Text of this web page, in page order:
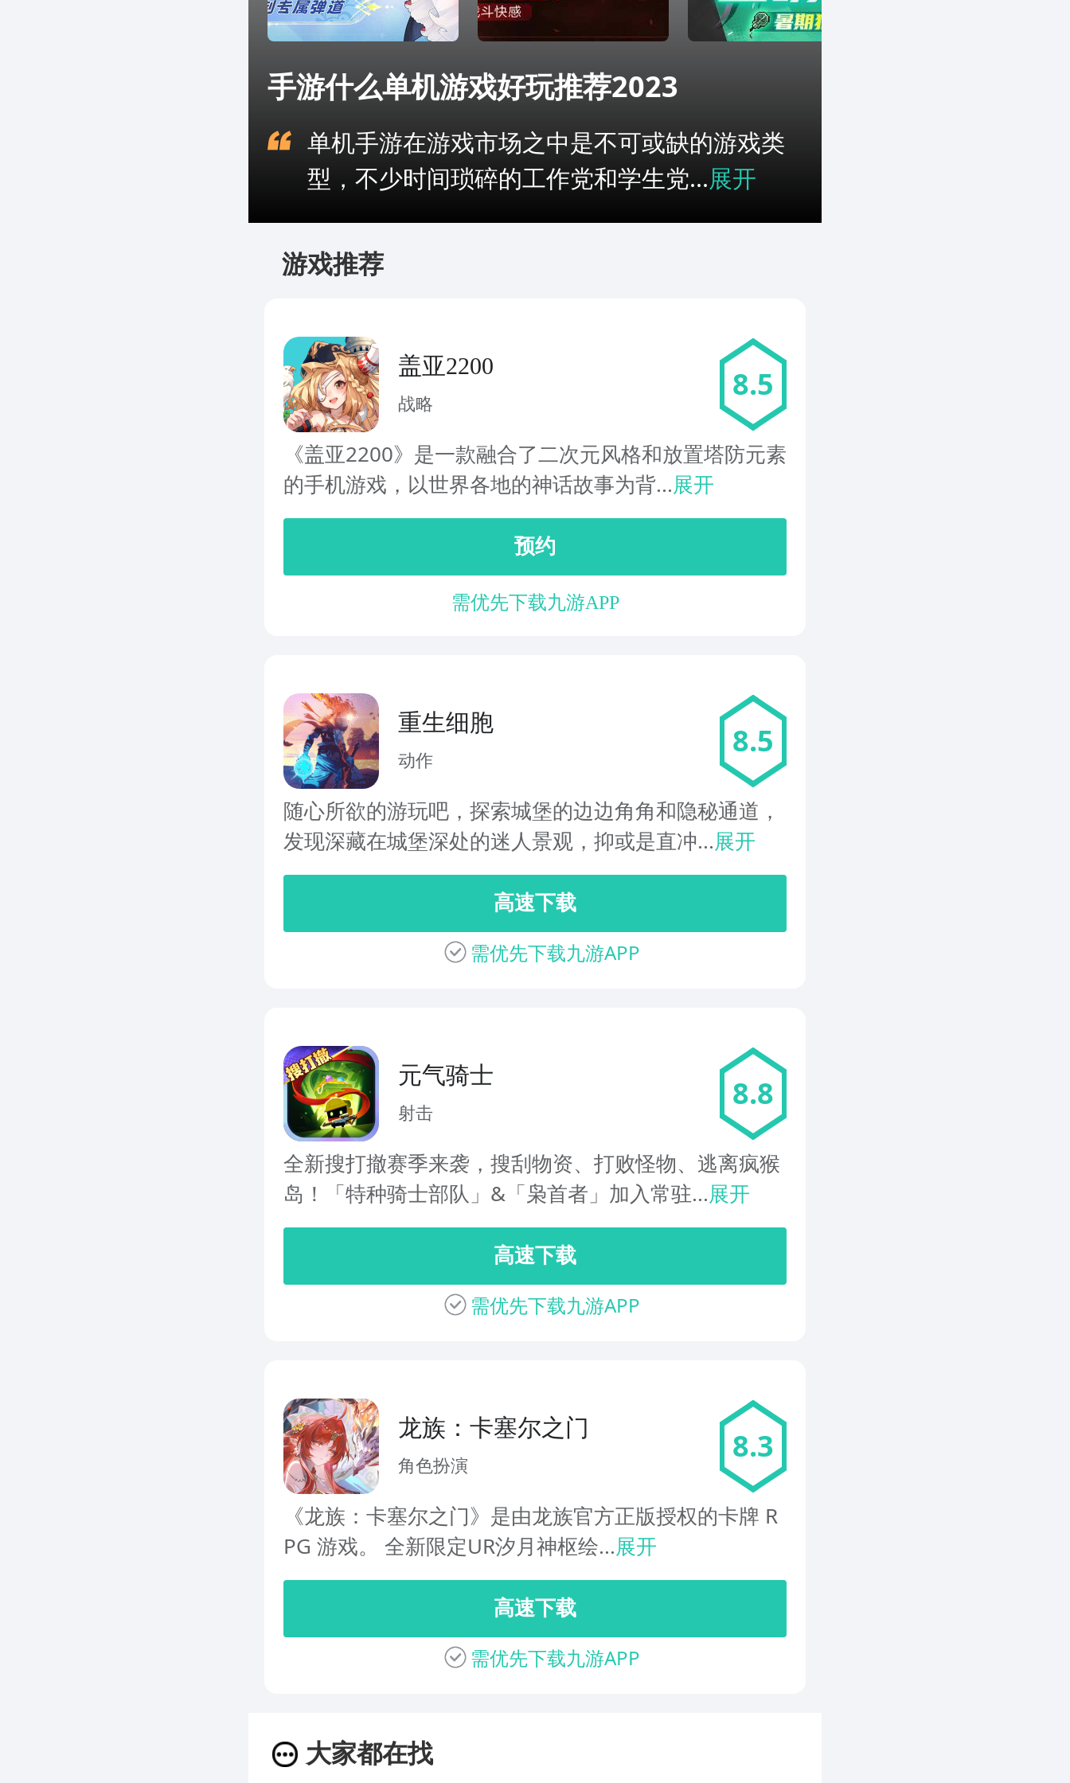
手游什么单机游戏好玩推荐2023
单机手游在游戏市场之中是不可或缺的游戏类
型，不少时间琐碎的工作党和学生党...展开
游戏推荐
盖亚2200
战略
8.5
《盖亚2200》是一款融合了二次元风格和放置塔防元素
的手机游戏，以世界各地的神话故事为背...展开
预约
需优先下载九游APP
重生细胞
动作
8.5
随心所欲的游玩吧，探索城堡的边边角角和隐秘通道，
发现深藏在城堡深处的迷人景观，抑或是直冲...展开
高速下载
需优先下载九游APP
元气骑士
射击
8.8
全新搜打撤赛季来袭，搜刮物资、打败怪物、逃离疯猴
岛！「特种骑士部队」&「枭首者」加入常驻...展开
高速下载
需优先下载九游APP
龙族：卡塞尔之门
角色扮演
8.3
《龙族：卡塞尔之门》是由龙族官方正版授权的卡牌 R
PG 游戏。 全新限定UR汐月神枢绘...展开
高速下载
需优先下载九游APP
大家都在找